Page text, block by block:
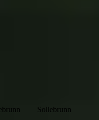
Sollebrunn